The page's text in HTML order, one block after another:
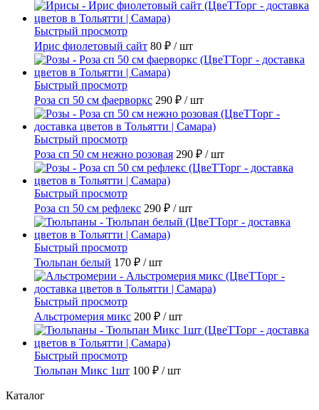
Быстрый просмотр
Ирис фиолетовый сайт 80 ₽ / шт
Быстрый просмотр
Роза сп 50 см фаерворкс 290 ₽ / шт
Быстрый просмотр
Роза сп 50 см нежно розовая 290 ₽ / шт
Быстрый просмотр
Роза сп 50 см рефлекс 290 ₽ / шт
Быстрый просмотр
Тюльпан белый 170 ₽ / шт
Быстрый просмотр
Альстромерия микс 200 ₽ / шт
Быстрый просмотр
Тюльпан Микс 1шт 100 ₽ / шт
Каталог